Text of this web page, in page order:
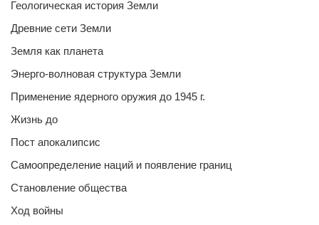
Геологическая история Земли
Древние сети Земли
Земля как планета
Энерго-волновая структура Земли
Применение ядерного оружия до 1945 г.
Жизнь до
Пост апокалипсис
Самоопределение наций и появление границ
Становление общества
Ход войны